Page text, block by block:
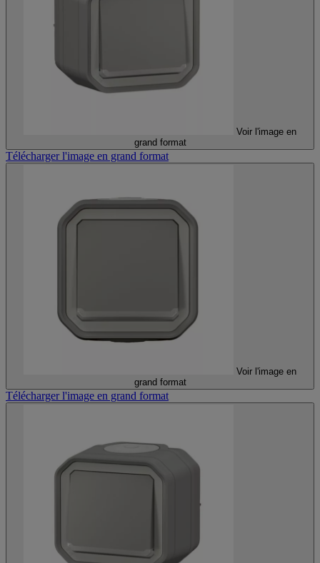
Voir l'image en
grand format
Télécharger l'image en grand format
Voir l'image en
grand format
Télécharger l'image en grand format